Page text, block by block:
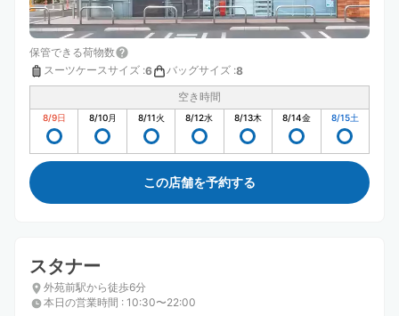
保管できる荷物数
スーツケースサイズ :6 バッグサイズ :8
空き時間
8/9日 8/10月 8/11火 8/12水 8/13木 8/14金 8/15土
この店舗を予約する
スタナー
外苑前駅から徒歩6分
本日の営業時間 : 10:30〜22:00